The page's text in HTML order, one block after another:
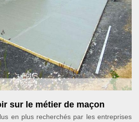
sur le métier de maçon
en plus recherchés par les entreprises